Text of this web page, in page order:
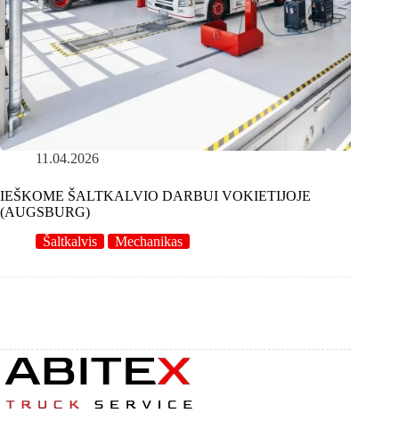
11.04.2026
IEŠKOME ŠALTKALVIO DARBUI VOKIETIJOJE
(AUGSBURG)
Šaltkalvis
Mechanikas